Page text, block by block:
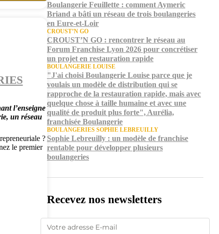
l’enseigne
un réseau
?
le premier
Boulangerie Feuillette : comment Aymeric
Briand a bâti un réseau de trois boulangeries
en Eure-et-Loir
CROUST’N GO
CROUST’N GO : rencontrer le réseau au
Forum Franchise Lyon 2026 pour concrétiser
un projet en restauration rapide
BOULANGERIE LOUISE
"J'ai choisi Boulangerie Louise parce que je
voulais un modèle de distribution qui se
rapproche de la restauration rapide, mais avec
quelque chose à taille humaine et avec une
qualité de produit plus forte", Aurélia,
franchisée Boulangerie
BOULANGERIES SOPHIE LEBREUILLY
Sophie Lebreuilly : un modèle de franchise
rentable pour développer plusieurs
boulangeries
Recevez nos newsletters